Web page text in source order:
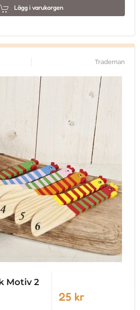
Lägg i varukorgen
Trademan
Motiv 2
25 kr